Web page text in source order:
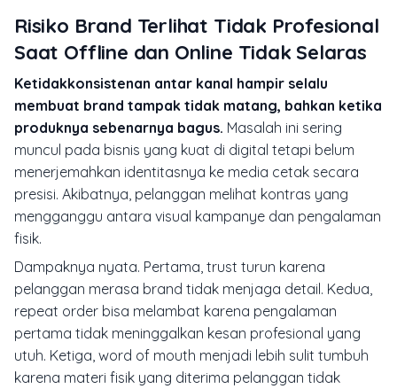
Risiko Brand Terlihat Tidak Profesional
Saat Offline dan Online Tidak Selaras
Ketidakkonsistenan antar kanal hampir selalu
membuat brand tampak tidak matang, bahkan ketika
produknya sebenarnya bagus. Masalah ini sering
muncul pada bisnis yang kuat di digital tetapi belum
menerjemahkan identitasnya ke media cetak secara
presisi. Akibatnya, pelanggan melihat kontras yang
mengganggu antara visual kampanye dan pengalaman
fisik.
Dampaknya nyata. Pertama, trust turun karena
pelanggan merasa brand tidak menjaga detail. Kedua,
repeat order bisa melambat karena pengalaman
pertama tidak meninggalkan kesan profesional yang
utuh. Ketiga, word of mouth menjadi lebih sulit tumbuh
karena materi fisik yang diterima pelanggan tidak